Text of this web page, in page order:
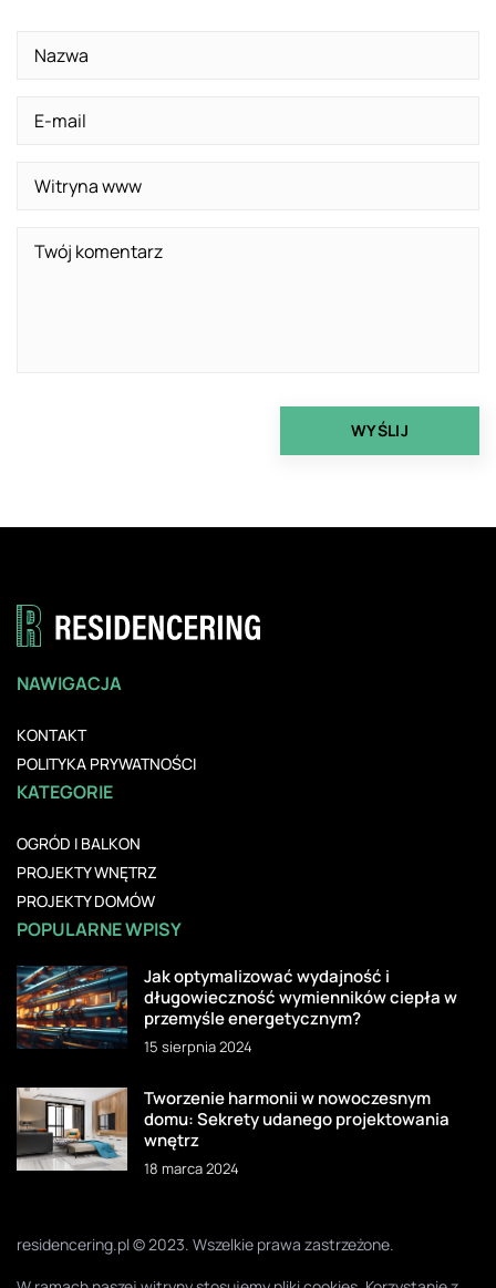
NAWIGACJA
KONTAKT
POLITYKA PRYWATNOŚCI
KATEGORIE
OGRÓD I BALKON
PROJEKTY WNĘTRZ
PROJEKTY DOMÓW
POPULARNE WPISY
Jak optymalizować wydajność i
długowieczność wymienników ciepła w
przemyśle energetycznym?
15 sierpnia 2024
Tworzenie harmonii w nowoczesnym
domu: Sekrety udanego projektowania
wnętrz
18 marca 2024
residencering.pl © 2023. Wszelkie prawa zastrzeżone.